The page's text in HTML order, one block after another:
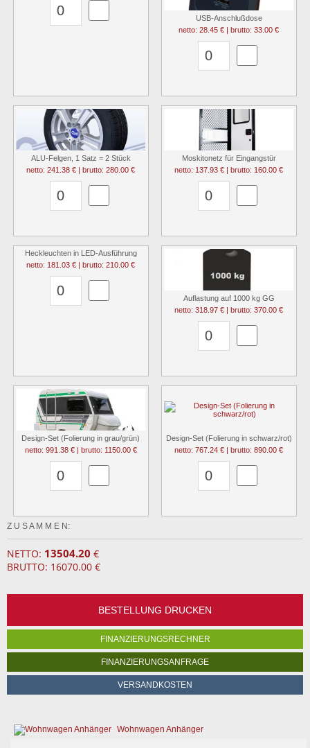
USB-Anschlußdose
netto: 28.45 € | brutto: 33.00 €
ALU-Felgen, 1 Satz = 2 Stück
netto: 241.38 € | brutto: 280.00 €
Moskitonetz für Eingangstür
netto: 137.93 € | brutto: 160.00 €
Heckleuchten in LED-Ausführung
netto: 181.03 € | brutto: 210.00 €
Auflastung auf 1000 kg GG
netto: 318.97 € | brutto: 370.00 €
Design-Set (Folierung in grau/grün)
netto: 991.38 € | brutto: 1150.00 €
Design-Set (Folierung in schwarz/rot)
netto: 767.24 € | brutto: 890.00 €
Z U S A M M E N:
NETTO: 13504.20 €
BRUTTO: 16070.00 €
BESTELLUNG DRUCKEN
FINANZIERUNGSRECHNER
FINANZIERUNGSANFRAGE
VERSANDKOSTEN
Wohnwagen Anhänger